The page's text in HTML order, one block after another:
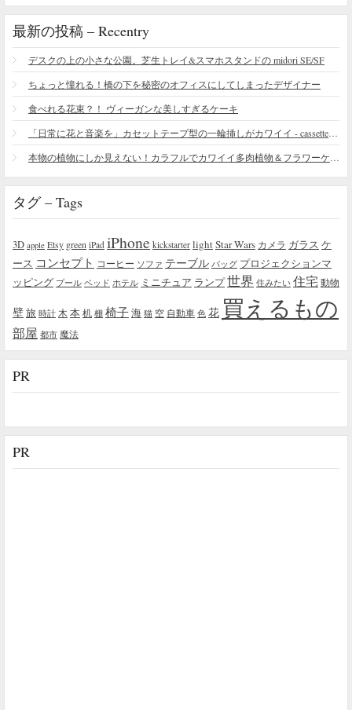
最新の投稿 – Recentry
デスクの上の小さな公園。芝生トレイ&スマホスタンドの midori SE/SF
ちょっと憧れる！橋の下を秘密のオフィスにしてしまったデザイナー
食べれる花束？！ ヴィーガンな美しすぎるケーキ
タグ – Tags
3D apple Etsy green iPad iPhone kickstarter lightStar Wars カメラ ガラス ケ
ース コンセプト コーヒー ソファ テーブル バッグ プロジェクションマ
ッピング プール ベッド ホテル ミニチュア ランプ世界 住みたい 住宅 動物
壁旅 時計 木 本机 棚 椅子海 猫 空 自動車 色 花 買えるもの
部屋 都市 魔法
PR
PR